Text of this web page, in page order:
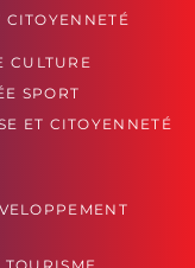
CITOYENNETÉ
CULTURE
SPORT
ET CITOYENNETÉ